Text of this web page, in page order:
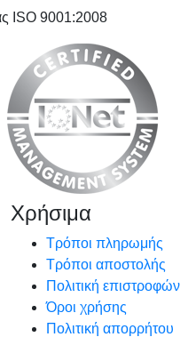
ISO 9001:2008
Χρήσιμα
Τρόποι πληρωμής
Τρόποι αποστολής
Πολιτική επιστροφών
Όροι χρήσης
Πολιτική απορρήτου